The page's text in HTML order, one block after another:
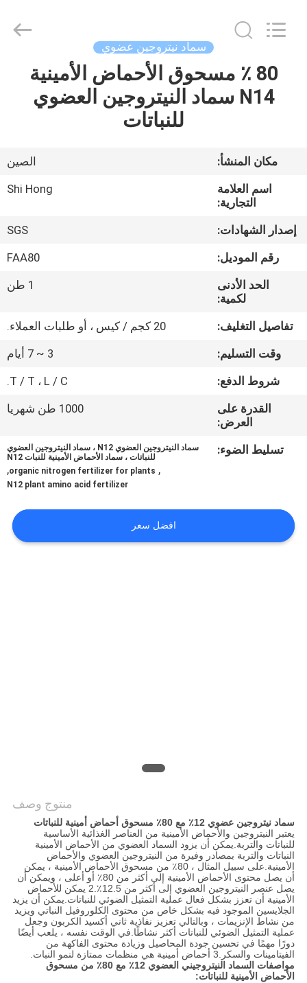
الصفحة
الرئيسية
أشرطة
معلومات
جولة
المعمل
مراقبة
اطلب
Technology
Co.,Ltd.
سماد نيتروجين عضوي
80 ٪ مسحوق الأحماض الأمينية
N14 سماد النيتروجين العضوي
للنباتات
مكان المنشأ:
الصين
اسم العلامة
التجارية:
Shi Hong
إصدار الشهادات:
SGS
رقم الموديل:
FAA80
الحد الأدنى
لكمية:
1 طن
تفاصيل التغليف:
20 كجم / كيس ، أو طلبات العملاء.
وقت التسليم:
3 ~ 7 أيام
شروط الدفع:
T / T ، L / C.
القدرة على
العرض:
1000 طن شهريا
تسليط الضوء:
سماد النيتروجين العضوي N12 ، سماد النيتروجين العضوي
للنباتات ، سماد الأحماض الأمينية للنبات N12
,
organic nitrogen fertilizer for plants
,
N12 plant amino acid fertilizer
افضل سعر
منتوج وصف
سماد نيتروجين عضوي 12٪ مع 80٪ مسحوق أحماض أمينية للنباتات
يعتبر النيتروجين والأحماض الأمينية من العناصر الغذائية الأساسية
للنباتات والتربة.يمكن أن يزود السماد العضوي من الأحماض الأمينية
النباتات والتربة بمصادر وفيرة من النيتروجين العضوي والأحماض
الأمينية.على سبيل المثال ، 80٪ من مسحوق الأحماض الأمينية ، يمكن
أن يصل محتوى الأحماض الأمينية إلى أكثر من 80٪ أو أعلى ، ويمكن أن
يصل عنصر النيتروجين العضوي إلى أكثر من 12.5٪.2 يمكن للأحماض
الأمينية أن تعزز بشكل فعال عملية التمثيل الضوئي للنباتات.يمكن أن يزيد
الجلايسين الموجود فيه بشكل خاص من محتوى الكلوروفيل النباتي ويزيد
من نشاط الإنزيمات ، وبالتالي تعزيز نفاذية ثاني أكسيد الكربون وجعل
عملية التمثيل الضوئي للنباتات أكثر نشاطًا.في الوقت نفسه ، يلعب أيضًا
دورًا مهمًا في تحسين جودة المحاصيل وزيادة محتوى الفاكهة من
الفيتامينات والسكر.3 أحماض أمينية هي منظمات ممتازة لنمو النبات.
مواصفات السماد النيتروجيني العضوي 12٪ مع 80٪ من مسحوق
الأحماض الأمينية للنباتات: